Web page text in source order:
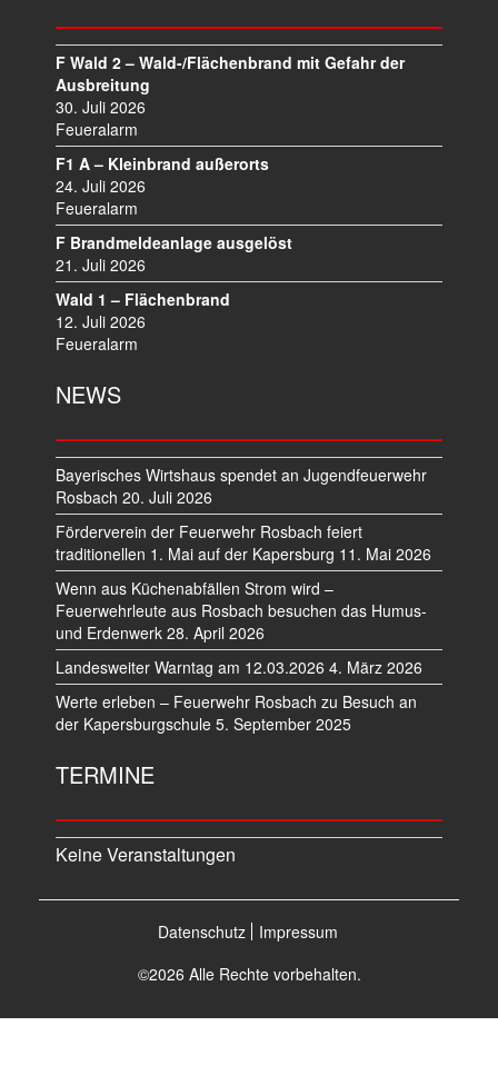
F Wald 2 – Wald-/Flächenbrand mit Gefahr der
Ausbreitung
30. Juli 2026
Feueralarm
F1 A – Kleinbrand außerorts
24. Juli 2026
Feueralarm
F Brandmeldeanlage ausgelöst
21. Juli 2026
Wald 1 – Flächenbrand
12. Juli 2026
Feueralarm
NEWS
Bayerisches Wirtshaus spendet an Jugendfeuerwehr
Rosbach 20. Juli 2026
Förderverein der Feuerwehr Rosbach feiert
traditionellen 1. Mai auf der Kapersburg 11. Mai 2026
Wenn aus Küchenabfällen Strom wird –
Feuerwehrleute aus Rosbach besuchen das Humus-
und Erdenwerk 28. April 2026
Landesweiter Warntag am 12.03.2026 4. März 2026
Werte erleben – Feuerwehr Rosbach zu Besuch an
der Kapersburgschule 5. September 2025
TERMINE
Keine Veranstaltungen
Datenschutz
Impressum
©2026 Alle Rechte vorbehalten.